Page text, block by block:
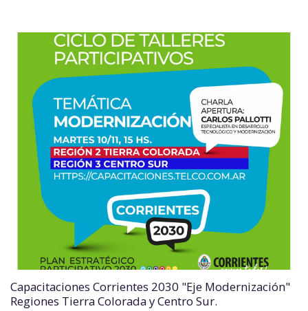
Capacitaciones Corrientes 2030 "Eje Modernización"
Regiones Tierra Colorada y Centro Sur.